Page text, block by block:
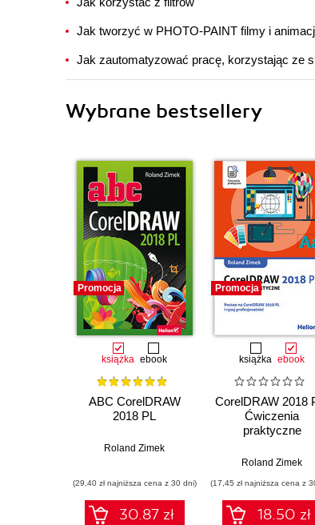
Jak tworzyć w PHOTO-PAINT filmy i
Jak zautomatyzować pracę, korzystając ze
Wybrane bestsellery
Promocja
książka ebook
ABC CorelDRAW
2018 PL
Roland Zimek
(29,40 zł najniższa cena z 30 dni)
30.87 zł
Promocja
książka ebook
CorelDRAW 2018
Ćwiczenia
praktyczne
Roland Zimek
(17,45 zł najniższa cena z
18.50 zł